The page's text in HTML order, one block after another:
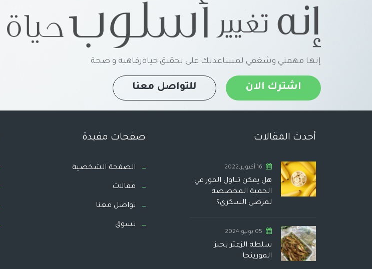
إنها مهمتي وشغفي لمساعدتك على تحقيق حياةرفاهية و صحة
اشترك الان للتواصل معنا
أحدث المقالات
16 أكتوبر,2022
هل يمكن تناول الموز في
الحمية المخصصة
لمرضى السكري؟
05 يونيو,2024
سلطة الزعتر بخبز
المورينجا
صفحات مفيدة
الصفحة الشخصية
مقالات
تواصل معنا
تسوق